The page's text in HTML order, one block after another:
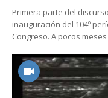
Primera parte del
inauguración del 104º
Congreso. A pocos